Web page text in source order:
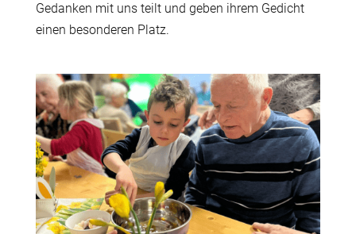
Gedanken mit uns teilt und geben ihrem Gedicht
einen besonderen Platz.